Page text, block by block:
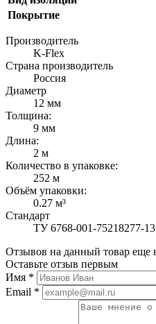
Покрытие
Производитель
K-Flex
Страна производитель
Россия
Диаметр
12 мм
Толщина:
9 мм
Длина:
2 м
Количество в упаковке:
252 м
Объём упаковки:
0.27 м³
Стандарт
ТУ 6768-001-75218277-13
Отзывов на данный товар еще
Оставьте отзыв первым
Имя *
Email *